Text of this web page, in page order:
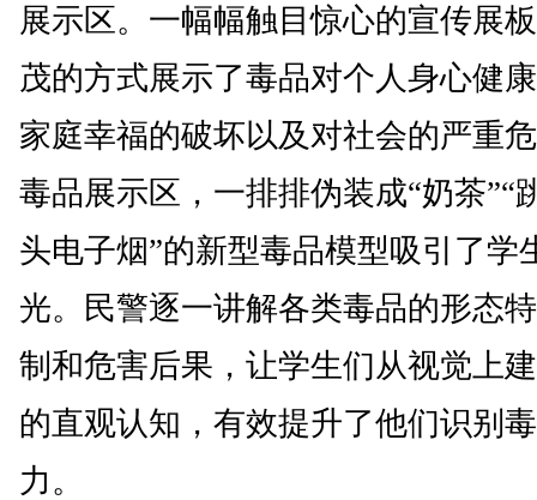
展示区。一幅幅触目惊心的宣传展
茂的方式展示了毒品对个人身心健
家庭幸福的破坏以及对社会的严重
毒品展示区，一排排伪装成“奶茶”“
头电子烟”的新型毒品模型吸引了学
光。民警逐一讲解各类毒品的形态
制和危害后果，让学生们从视觉上
的直观认知，有效提升了他们识别
力。